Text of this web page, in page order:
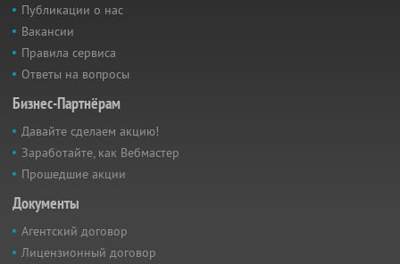
Публикации о нас
Вакансии
Правила сервиса
Ответы на вопросы
Бизнес-Партнёрам
Давайте сделаем акцию!
Заработайте, как Вебмастер
Прошедшие акции
Документы
Агентский договор
Лицензионный договор